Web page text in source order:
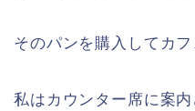
そのパンを購入してカ
私はカウンター席に案